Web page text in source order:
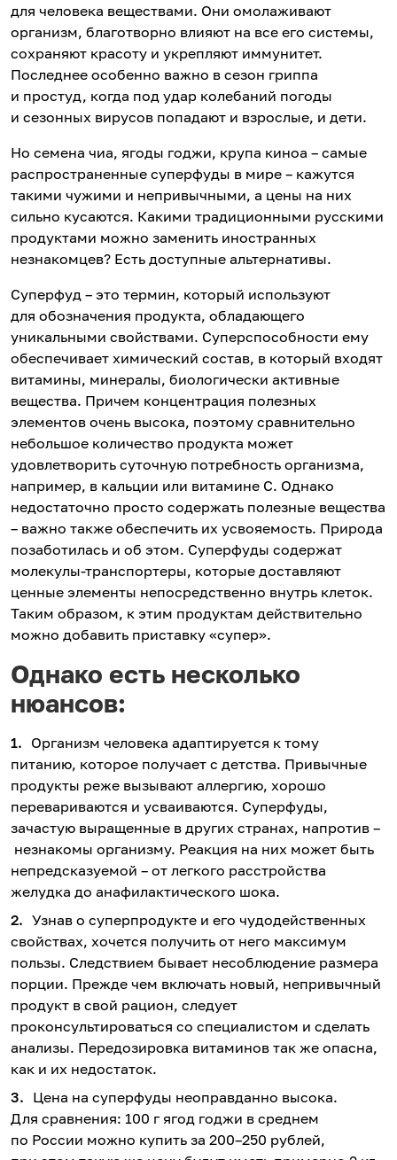
для человека веществами. Они омолаживают
организм, благотворно влияют на все его системы,
сохраняют красоту и укрепляют иммунитет.
Последнее особенно важно в сезон гриппа
и простуд, когда под удар колебаний погоды
и сезонных вирусов попадают и взрослые, и дети.
Но семена чиа, ягоды годжи, крупа киноа – самые
распространенные суперфуды в мире – кажутся
такими чужими и непривычными, а цены на них
сильно кусаются. Какими традиционными русскими
продуктами можно заменить иностранных
незнакомцев? Есть доступные альтернативы.
Суперфуд – это термин, который используют
для обозначения продукта, обладающего
уникальными свойствами. Суперспособности ему
обеспечивает химический состав, в который входят
витамины, минералы, биологически активные
вещества. Причем концентрация полезных
элементов очень высока, поэтому сравнительно
небольшое количество продукта может
удовлетворить суточную потребность организма,
например, в кальции или витамине С. Однако
недостаточно просто содержать полезные вещества
– важно также обеспечить их усвояемость. Природа
позаботилась и об этом. Суперфуды содержат
молекулы-транспортеры, которые доставляют
ценные элементы непосредственно внутрь клеток.
Таким образом, к этим продуктам действительно
можно добавить приставку «супер».
Однако есть несколько
нюансов:
Организм человека адаптируется к тому
питанию, которое получает с детства. Привычные
продукты реже вызывают аллергию, хорошо
перевариваются и усваиваются. Суперфуды,
зачастую выращенные в других странах, напротив –
незнакомы организму. Реакция на них может быть
непредсказуемой – от легкого расстройства
желудка до анафилактического шока.
Узнав о суперпродукте и его чудодейственных
свойствах, хочется получить от него максимум
пользы. Следствием бывает несоблюдение размера
порции. Прежде чем включать новый, непривычный
продукт в свой рацион, следует
проконсультироваться со специалистом и сделать
анализы. Передозировка витаминов так же опасна,
как и их недостаток.
Цена на суперфуды неоправданно высока.
Для сравнения: 100 г ягод годжи в среднем
по России можно купить за 200–250 рублей,